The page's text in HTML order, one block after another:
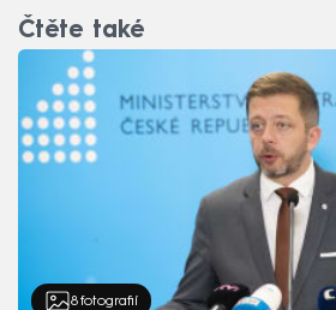
Čtěte také
8 fotografií